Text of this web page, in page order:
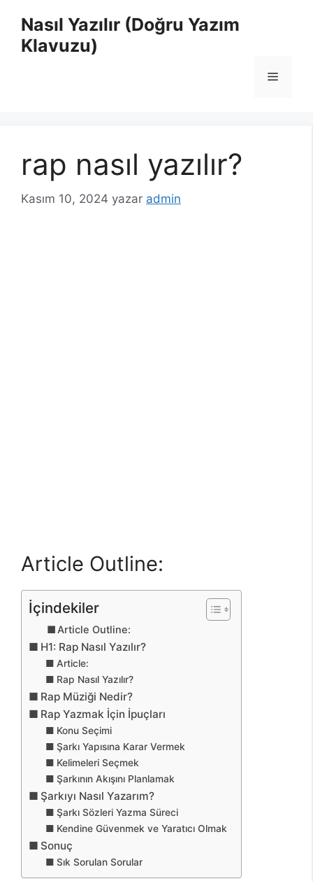
Nasıl Yazılır (Doğru Yazım
Klavuzu)
Menü
rap nasıl yazılır?
Kasım 10, 2024 yazar admin
Article Outline:
İçindekiler
Article Outline:
H1: Rap Nasıl Yazılır?
Article:
Rap Nasıl Yazılır?
Rap Müziği Nedir?
Rap Yazmak İçin İpuçları
Konu Seçimi
Şarkı Yapısına Karar Vermek
Kelimeleri Seçmek
Şarkının Akışını Planlamak
Şarkıyı Nasıl Yazarım?
Şarkı Sözleri Yazma Süreci
Kendine Güvenmek ve Yaratıcı Olmak
Sonuç
Sık Sorulan Sorular